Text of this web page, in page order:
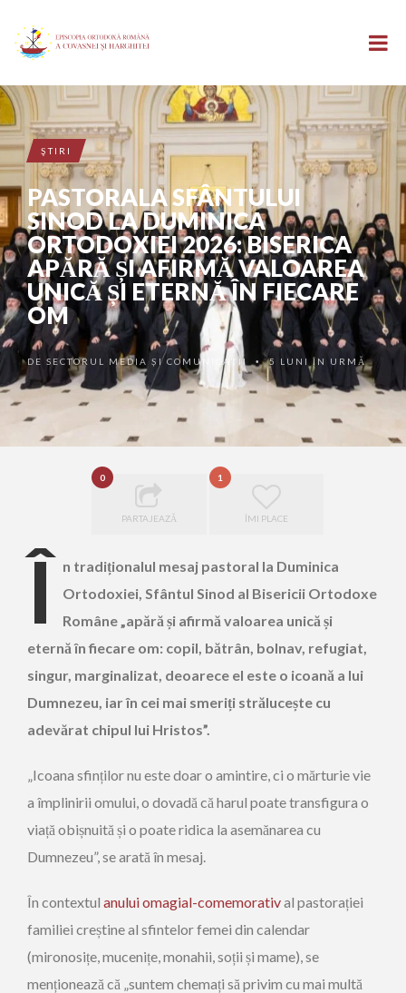
ŞTIRI
PASTORALA SFÂNTULUI
SINOD LA DUMINICA
ORTODOXIEI 2026: BISERICA
APĂRĂ ȘI AFIRMĂ VALOAREA
UNICĂ ȘI ETERNĂ ÎN FIECARE
OM
DE SECTORUL MEDIA ȘI COMUNICAȚII •5 LUNI ÎN URMĂ
0
PARTAJEAZĂ
1
ÎMI PLACE
Î n tradiționalul mesaj pastoral la Duminica
Ortodoxiei, Sfântul Sinod al Bisericii Ortodoxe
Române „apără și afirmă valoarea unică și
eternă în fiecare om: copil, bătrân, bolnav, refugiat,
singur, marginalizat, deoarece el este o icoană a lui
Dumnezeu, iar în cei mai smeriți strălucește cu
adevărat chipul lui Hristos”.
„Icoana sfinților nu este doar o amintire, ci o mărturie vie
a împlinirii omului, o dovadă că harul poate transfigura o
viață obișnuită și o poate ridica la asemănarea cu
Dumnezeu”, se arată în mesaj.
În contextul anului omagial-comemoratival pastorației
familiei creștine al sfintelor femei din calendar
(mironosițe, mucenițe, monahii, soții și mame), se
menționează că „suntem chemați să privim cu mai multă